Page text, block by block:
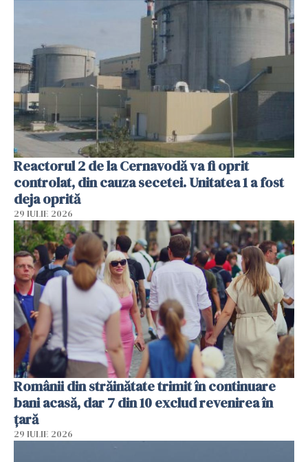
Reactorul 2 de la Cernavodă va fi oprit
controlat, din cauza secetei. Unitatea 1 a fost
deja oprită
29 IULIE 2026
Românii din străinătate trimit în continuare
bani acasă, dar 7 din 10 exclud revenirea în
țară
29 IULIE 2026